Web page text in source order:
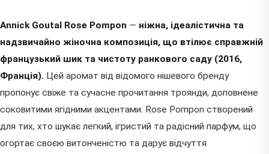
Annick Goutal Rose Pompon — ніжна, ідеалістична та
надзвичайно жіночна композиція, що втілює справжній
французький шик та чистоту ранкового саду (2016,
Франція). Цей аромат від відомого нішевого бренду
пропонує свіже та сучасне прочитання троянди, доповнене
соковитими ягідними акцентами. Rose Pompon створений
для тих, хто шукає легкий, ігристий та радісний парфум, що
огортає своєю витонченістю та дарує відчуття